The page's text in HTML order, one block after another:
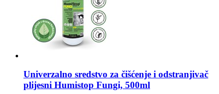
Univerzalno sredstvo za čišćenje i odstranjivač
plijesni Humistop Fungi, 500ml